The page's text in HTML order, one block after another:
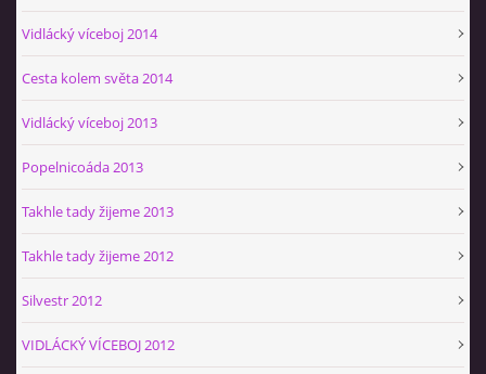
Vidlácký víceboj 2014
Cesta kolem světa 2014
Vidlácký víceboj 2013
Popelnicoáda 2013
Takhle tady žijeme 2013
Takhle tady žijeme 2012
Silvestr 2012
VIDLÁCKÝ VÍCEBOJ 2012